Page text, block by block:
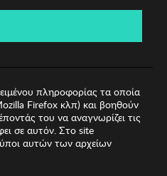
πληροφορίας τα οποία
Firefox κλπ) και βοηθούν
του να αναγνωρίζει τις
σε αυτόν. Στο site
αυτών των αρχείων